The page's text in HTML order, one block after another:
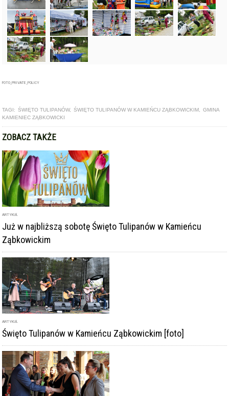
FOTO_PRIVATE_POLICY
TAGI: ŚWIĘTO TULIPANÓW, ŚWIĘTO TULIPANÓW W KAMIEŃCU ZĄBKOWICKIM, GMINA
KAMIENIEC ZĄBKOWICKI
ZOBACZ TAKŻE
ARTYKUŁ
Już w najbliższą sobotę Święto Tulipanów w Kamieńcu
Ząbkowickim
ARTYKUŁ
Święto Tulipanów w Kamieńcu Ząbkowickim [foto]